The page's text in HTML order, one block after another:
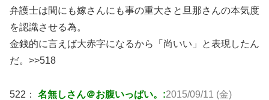
弁護士は間にも嫁さんにも事の重大さと旦那さんの本気度
を認識させる為。
金銭的に言えば大赤字になるから「尚いい」と表現したん
だ。>>518
522： 名無しさん＠お腹いっぱい。:2015/09/11 (金)